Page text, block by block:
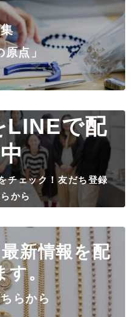
原点」
LINEで配
チェック！友だち登録
から
新情報を配
す。
らから